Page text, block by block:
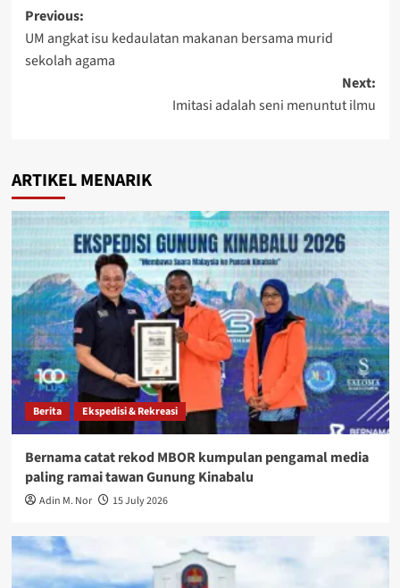
Previous:
UM angkat isu kedaulatan makanan bersama murid
sekolah agama
Next:
Imitasi adalah seni menuntut ilmu
ARTIKEL MENARIK
Berita Ekspedisi & Rekreasi
Bernama catat rekod MBOR kumpulan pengamal media
paling ramai tawan Gunung Kinabalu
Adin M. Nor 15 July 2026